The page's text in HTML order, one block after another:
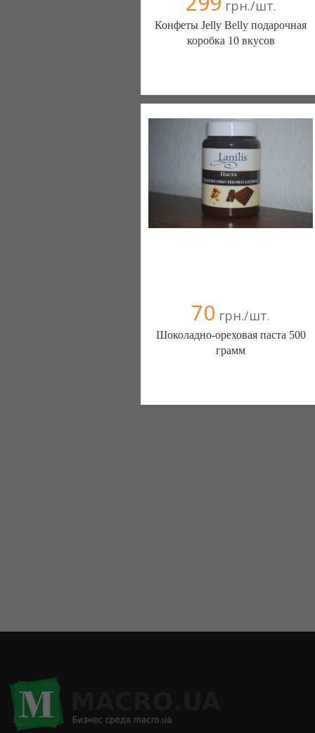
грн./шт.
Конфеты Jelly Belly подарочная
коробка 10 вкусов
066 9534554
70 грн./шт.
Шоколадно-ореховая паста 500
грамм
067 5814663